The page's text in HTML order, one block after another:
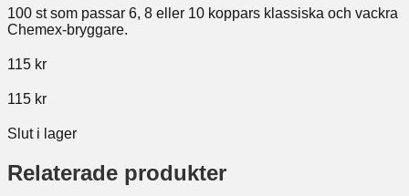
100 st som passar 6, 8 eller 10 koppars klassiska och vackra
Chemex-bryggare.
115 kr
115 kr
Slut i lager
Relaterade produkter